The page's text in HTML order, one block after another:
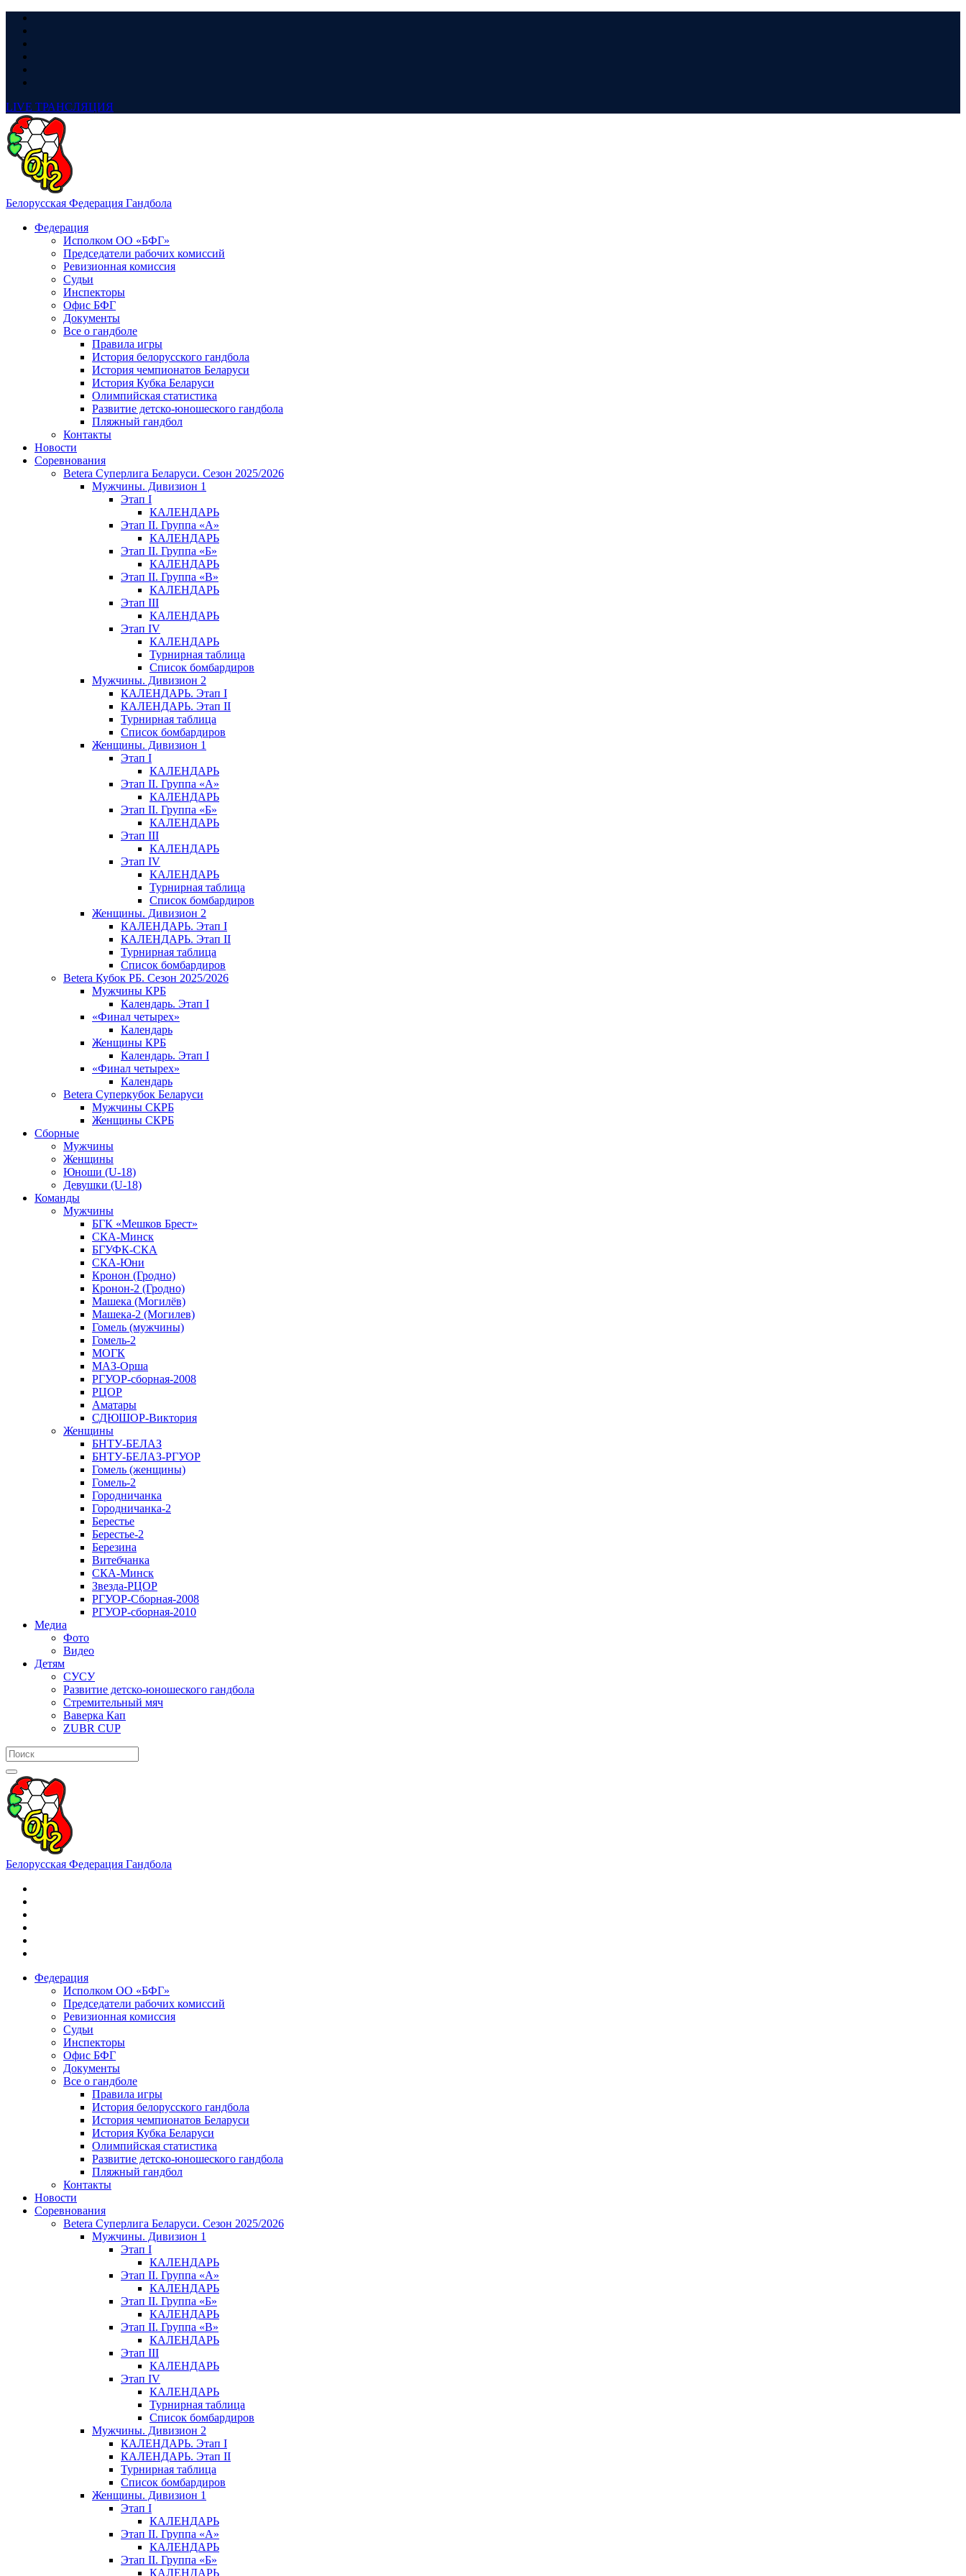
LIVE ТРАНСЛЯЦИЯ
Белорусская Федерация Гандбола
Федерация
Исполком ОО «БФГ»
Председатели рабочих комиссий
Ревизионная комиссия
Судьи
Инспекторы
Офис БФГ
Документы
Все о гандболе
Правила игры
История белорусского гандбола
История чемпионатов Беларуси
История Кубка Беларуси
Олимпийская статистика
Развитие детско-юношеского гандбола
Пляжный гандбол
Контакты
Новости
Соревнования
Betera Суперлига Беларуси. Сезон 2025/2026
Мужчины. Дивизион 1
Этап I
КАЛЕНДАРЬ
Этап II. Группа «А»
КАЛЕНДАРЬ
Этап II. Группа «Б»
КАЛЕНДАРЬ
Этап II. Группа «В»
КАЛЕНДАРЬ
Этап III
КАЛЕНДАРЬ
Этап IV
КАЛЕНДАРЬ
Турнирная таблица
Список бомбардиров
Мужчины. Дивизион 2
КАЛЕНДАРЬ. Этап I
КАЛЕНДАРЬ. Этап II
Турнирная таблица
Список бомбардиров
Женщины. Дивизион 1
Этап I
КАЛЕНДАРЬ
Этап II. Группа «А»
КАЛЕНДАРЬ
Этап II. Группа «Б»
КАЛЕНДАРЬ
Этап III
КАЛЕНДАРЬ
Этап IV
КАЛЕНДАРЬ
Турнирная таблица
Список бомбардиров
Женщины. Дивизион 2
КАЛЕНДАРЬ. Этап I
КАЛЕНДАРЬ. Этап II
Турнирная таблица
Список бомбардиров
Betera Кубок РБ. Сезон 2025/2026
Мужчины КРБ
Календарь. Этап I
«Финал четырех»
Календарь
Женщины КРБ
Календарь. Этап I
«Финал четырех»
Календарь
Betera Суперкубок Беларуси
Мужчины СКРБ
Женщины СКРБ
Сборные
Мужчины
Женщины
Юноши (U-18)
Девушки (U-18)
Команды
Мужчины
БГК «Мешков Брест»
СКА-Минск
БГУФК-СКА
СКА-Юни
Кронон (Гродно)
Кронон-2 (Гродно)
Машека (Могилёв)
Машека-2 (Могилев)
Гомель (мужчины)
Гомель-2
МОГК
МАЗ-Орша
РГУОР-сборная-2008
РЦОР
Аматары
СДЮШОР-Виктория
Женщины
БНТУ-БЕЛАЗ
БНТУ-БЕЛАЗ-РГУОР
Гомель (женщины)
Гомель-2
Городничанка
Городничанка-2
Берестье
Берестье-2
Березина
Витебчанка
СКА-Минск
Звезда-РЦОР
РГУОР-Сборная-2008
РГУОР-сборная-2010
Медиа
Фото
Видео
Детям
СУСУ
Развитие детско-юношеского гандбола
Стремительный мяч
Ваверка Кап
ZUBR CUP
Белорусская Федерация Гандбола
Федерация
Исполком ОО «БФГ»
Председатели рабочих комиссий
Ревизионная комиссия
Судьи
Инспекторы
Офис БФГ
Документы
Все о гандболе
Правила игры
История белорусского гандбола
История чемпионатов Беларуси
История Кубка Беларуси
Олимпийская статистика
Развитие детско-юношеского гандбола
Пляжный гандбол
Контакты
Новости
Соревнования
Betera Суперлига Беларуси. Сезон 2025/2026
Мужчины. Дивизион 1
Этап I
КАЛЕНДАРЬ
Этап II. Группа «А»
КАЛЕНДАРЬ
Этап II. Группа «Б»
КАЛЕНДАРЬ
Этап II. Группа «В»
КАЛЕНДАРЬ
Этап III
КАЛЕНДАРЬ
Этап IV
КАЛЕНДАРЬ
Турнирная таблица
Список бомбардиров
Мужчины. Дивизион 2
КАЛЕНДАРЬ. Этап I
КАЛЕНДАРЬ. Этап II
Турнирная таблица
Список бомбардиров
Женщины. Дивизион 1
Этап I
КАЛЕНДАРЬ
Этап II. Группа «А»
КАЛЕНДАРЬ
Этап II. Группа «Б»
КАЛЕНДАРЬ